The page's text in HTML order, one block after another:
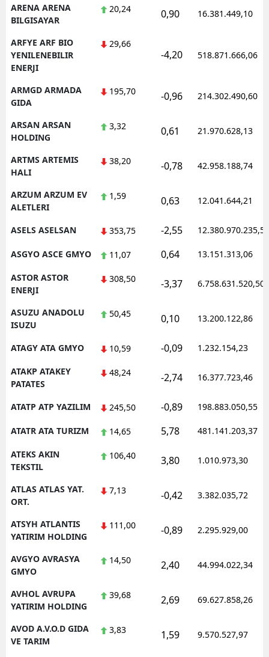
ARENA ARENA
BILGISAYAR
20,24 0,90 16.381.449,10
ARFYE ARF BIO
YENILENEBILIR
ENERJI
29,66
-4,20 518.871.666,06
ARMGD ARMADA
GIDA
195,70 -0,96 214.302.490,60
ARSAN ARSAN
HOLDING
3,32 0,61 21.970.628,13
ARTMS ARTEMIS
HALI
38,20 -0,78 42.958.188,74
ARZUM ARZUM EV
ALETLERI
1,59 0,63 12.041.644,21
ASELS ASELSAN 353,75 -2,55 12.380.970.235,50
ASGYO ASCE GMYO 11,07 0,64 13.151.313,06
ASTOR ASTOR
ENERJI
308,50 -3,37 6.758.631.520,50
ASUZU ANADOLU
ISUZU
50,45 0,10 13.200.122,86
ATAGY ATA GMYO 10,59 -0,09 1.232.154,23
ATAKP ATAKEY
PATATES
48,24 -2,74 16.377.723,46
ATATP ATP YAZILIM 245,50 -0,89 198.883.050,55
ATATR ATA TURIZM 14,65 5,78 481.141.203,37
ATEKS AKIN
TEKSTIL
106,40 3,80 1.010.973,30
ATLAS ATLAS YAT.
ORT.
7,13 -0,42 3.382.035,72
ATSYH ATLANTIS
YATIRIM HOLDING
111,00 -0,89 2.295.929,00
AVGYO AVRASYA
GMYO
14,50 2,40 44.994.022,34
AVHOL AVRUPA
YATIRIM HOLDING
39,68 2,69 69.627.858,26
AVOD A.V.O.D GIDA
VE TARIM
3,83 1,59 9.570.527,97